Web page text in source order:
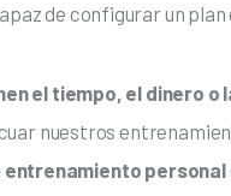
de configurar un
el tiempo, el dinero o
nuestros
personal